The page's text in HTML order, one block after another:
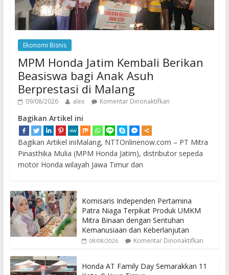
Ekonomi Bisnis
MPM Honda Jatim Kembali Berikan
Beasiswa bagi Anak Asuh
Berprestasi di Malang
09/08/2026 alex Komentar Dinonaktifkan
Bagikan Artikel ini
Bagikan Artikel iniMalang, NTTOnlinenow.com – PT Mitra
Pinasthika Mulia (MPM Honda Jatim), distributor sepeda
motor Honda wilayah Jawa Timur dan
Komisaris Independen Pertamina
Patra Niaga Terpikat Produk UMKM
Mitra Binaan dengan Sentuhan
Kemanusiaan dan Keberlanjutan
08/08/2026 Komentar Dinonaktifkan
Honda AT Family Day Semarakkan 11